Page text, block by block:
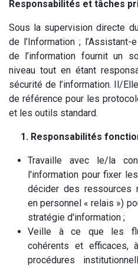
Responsabilités et tâches
Sous la supervision directe
de l’Information ;
de l’information fournit un
niveau tout en étant
sécurité de l’information. Il/
de référence pour les
et les outils standard.
1. Responsabilités
Travaille avec le/la
l'information pour fixer
décider des ressources
en personnel « relais »)
stratégie d'information ;
Veille à ce que les
cohérents et
procédures